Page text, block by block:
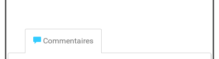
Commentaires